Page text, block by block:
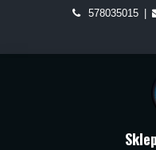
content
578035015